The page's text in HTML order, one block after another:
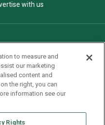
with us
to measure and
our marketing
content and
the right, you can
information see our
Rights